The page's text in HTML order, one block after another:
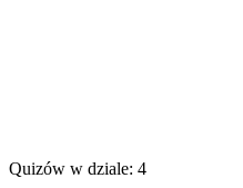
Quizów w dziale: 4